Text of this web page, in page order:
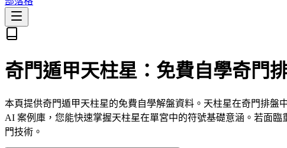
奇門遁甲天柱星：免費自學奇門
本頁提供奇門遁甲天柱星的免費自學解盤資料。天柱星在奇門排
AI 案例庫，您能快速掌握天柱星在單宮中的符號基礎意涵。若面
門技術。